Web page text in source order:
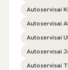
Autoservisai
Autoservisai
Autoservisai
Autoservisai
Autoservisai